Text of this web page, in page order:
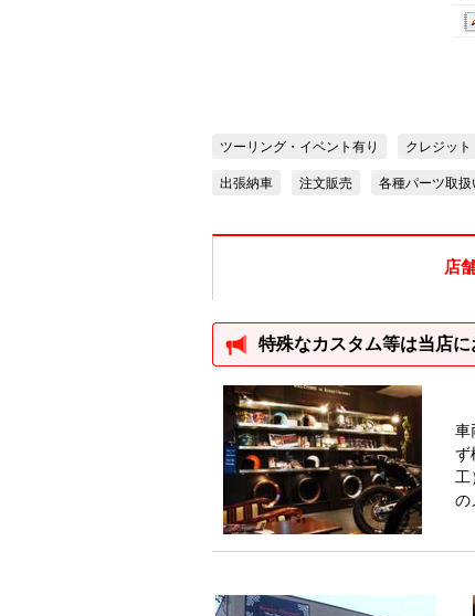
ツーリング・イベント有り クレジッ
出張納車 注文販売 各種パーツ取扱
店
特殊なカスタム等は当店に
車
ず
工
の